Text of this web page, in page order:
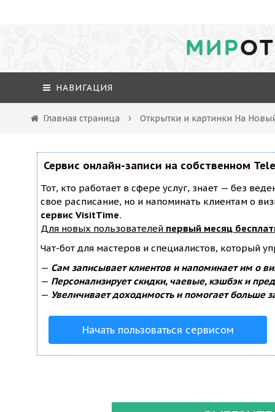
МИР
НАВИГАЦИЯ
Главная страница Открытки и картинки На
Сервис онлайн-записи на собственном
Тот, кто работает в сфере услуг, знает — без
свое расписание, но и напоминать клиентам о
сервис VisitTime.
Для новых пользователей первый месяц
Чат-бот для мастеров и специалистов, который
— Сам записывает клиентов и напоминает им о
— Персонализирует скидки, чаевые, кэшбэк и
— Увеличивает доходимость и помогает больше
Начать пользоваться сервисом